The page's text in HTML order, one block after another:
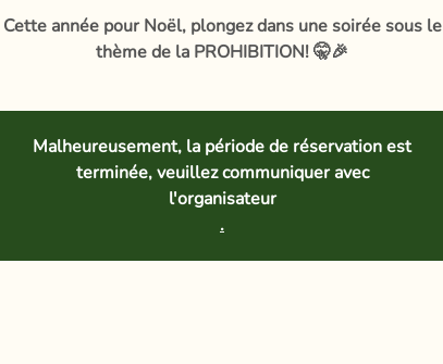
Cette année pour Noël, plongez dans une soirée sous le
thème de la PROHIBITION! 🤫🎉
Malheureusement, la période de réservation est
terminée, veuillez communiquer avec
l'organisateur
.